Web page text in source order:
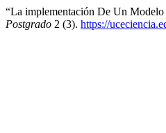
“La implementación De Un
Postgrado 2 (3). https://